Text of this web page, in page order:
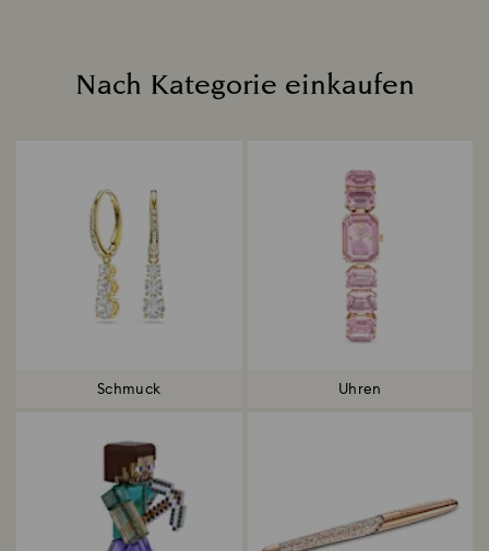
Nach Kategorie einkaufen
Schmuck Uhren